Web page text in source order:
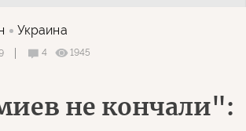
Украина
4
1945
не кончали":